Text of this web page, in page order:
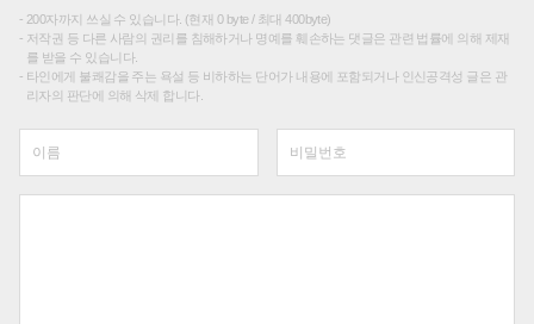
200자까지 쓰실 수 있습니다. (현재 0 byte / 최대 400byte)
저작권 등 다른 사람의 권리를 침해하거나 명예를 훼손하는 댓글은 관련 법률에 의해 제재
를 받을 수 있습니다.
타인에게 불쾌감을 주는 욕설 등 비하하는 단어가 내용에 포함되거나 인신공격성 글은 관
리자의 판단에 의해 삭제 합니다.